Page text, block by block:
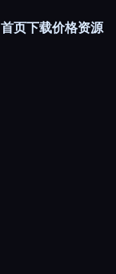
首页下载价格资源